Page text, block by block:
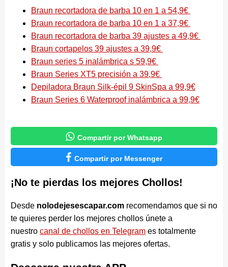
Braun recortadora de barba 10 en 1 a 54,9€
Braun recortadora de barba 10 en 1 a 37,9€
Braun recortadora de barba 39 ajustes a 49,9€
Braun cortapelos 39 ajustes a 39,9€
Braun series 5 inalámbrica s 59,9€
Braun Series XT5 precisión a 39,9€
Depiladora Braun Silk-épil 9 SkinSpa a 99,9€
Braun Series 6 Waterproof inalámbrica a 99,9€
 Compartir por Whatsapp
 Compartir por Messenger
¡No te pierdas los mejores Chollos!
Desde nolodejesescapar.comrecomendamos que si no
te quieres perder los mejores chollos únete a
nuestro canal de chollos en Telegrames totalmente
gratis y solo publicamos las mejores ofertas.